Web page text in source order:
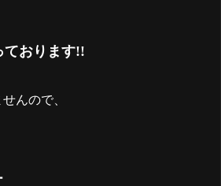
ております!!
んので、